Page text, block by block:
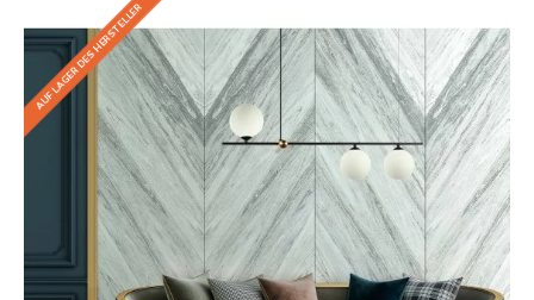
AUF LAGER DES HERSTELLER